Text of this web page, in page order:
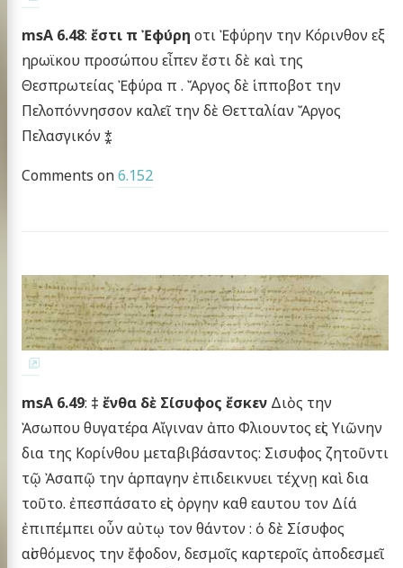
msA 6.48: ἔστι π Ἐφύρη οτι Ἐφύρην την Κόρινθον εξ
ηρωϊκου προσώπου εἶπεν ἔστι δὲ καὶ της
Θεσπρωτείας Ἐφύρα π . Ἄργος δὲ ἱπποβοτ την
Πελοπόννησσον καλεῖ την δὲ Θετταλίαν Ἄργος
Πελασγικόν ⁑
Comments on6.152
msA 6.49: ‡ ἔνθα δὲ Σίσυφος ἔσκεν Διὸς την
Ἀσωπου θυγατέρα Αἴγιναν ἀπο Φλιουντος εἰς Υιῶνην
δια της Κορίνθου μεταβιβάσαντος: Σισυφος ζητοῦντι
τῷ Ἀσαπῷ την ἁρπαγην ἐπιδεικνυει τέχνῃ καὶ δια
τοῦτο. ἐπεσπάσατο εἰς ὀργην καθ εαυτου τον Δίά
ἐπιπέμπει οὖν αὐτῳ τον θάντον : ὁ δὲ Σίσυφος
αἰσθόμενος την ἔφοδον, δεσμοῖς καρτεροῖς ἀποδεσμεῖ